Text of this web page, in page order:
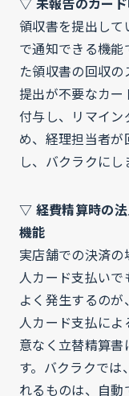
領収書を提出して
で通知できる機
た領収書の回収の
提出が不要なカー
付与し、リマイ
め、経理担当者
し、バクラクにし
▽ 経費精算時の
機能
実店舗での決済
人カード支払い
よく発生するの
人カード支払に
意なく立替精算
す。バクラクでは
れるものは、自